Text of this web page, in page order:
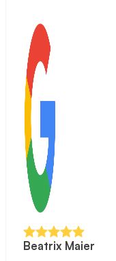
Beatrix Maier